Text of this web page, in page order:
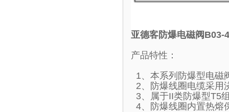
亚德客防爆电磁阀B03-
产品特性：
1、本系列防爆型电磁
2、防爆线圈电缆采用
3、属于II类防爆型T5
4、防爆线圈内置热熔